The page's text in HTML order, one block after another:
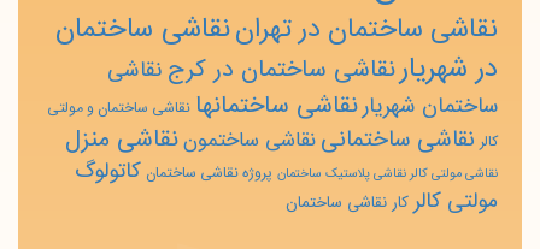
نقاشی ساختمان در تهراننقاشی ساختمان
در شهریارنقاشی ساختمان در کرج نقاشی
ساختمان شهریارنقاشی ساختمانها نقاشی ساختمان و مولتی
کالر نقاشی ساختمانینقاشی ساختموننقاشی منزل
نقاشی مولتی کالر نقاشی پلاستیک ساختمان پروژه نقاشی ساختمان کاتولوگ
مولتی کالرکار نقاشی ساختمان